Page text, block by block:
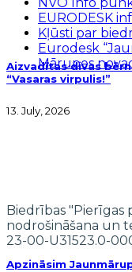
Aizvadītas divas
“Vasaras virpulis!”
13. July, 2026
Apzināsim
EURODESK
Kļūsti par
Eurodesk
Mārupes
Biedrības
nodrošināšana un
23-00-U31523.0-